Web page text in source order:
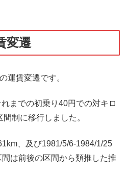
変遷
運賃変遷です。
までの初乗り40円での対キロ
制に移行しました。
、及び1981/5/6-1984/1/25
は前後の区間から類推した推